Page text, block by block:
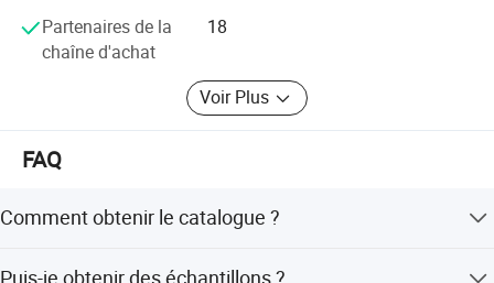
assurons par la réponse rapide et les prix compétitifs
Partenaires de la
chaîne d'achat
18
Voir Plus
FAQ
Comment obtenir le catalogue ?